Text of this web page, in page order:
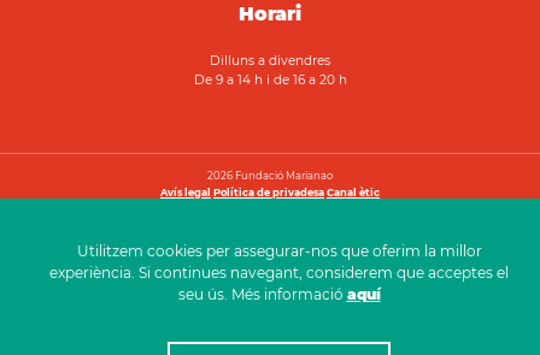
Utilitzem cookies per assegurar-nos que oferim la millor
experiència. Si continues navegant, considerem que acceptes el
seu ús. Més informació aquí
Horari
Dilluns a divendres
De 9 a 14 h i de 16 a 20 h
2026 Fundació Marianao
Avís legal Política de privadesa Canal ètic